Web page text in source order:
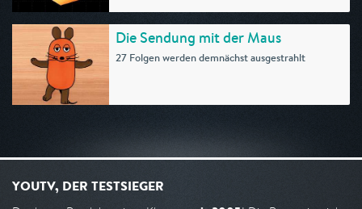
Die Sendung mit der Maus
27 Folgen werden demnächst ausgestrahlt
YOUTV, DER TESTSIEGER